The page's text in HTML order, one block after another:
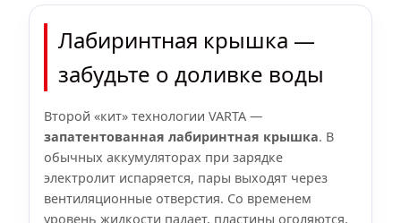
Лабиринтная крышка —
забудьте о доливке воды
Второй «кит» технологии VARTA —
запатентованная лабиринтная крышка. В
обычных аккумуляторах при зарядке
электролит испаряется, пары выходят через
вентиляционные отверстия. Со временем
уровень жидкости падает, пластины оголяются,